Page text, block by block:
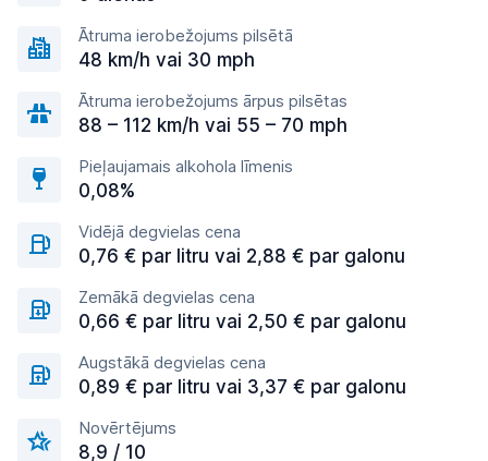
Ātruma ierobežojums pilsētā
48 km/h vai 30 mph
Ātruma ierobežojums ārpus pilsētas
88 – 112 km/h vai 55 – 70 mph
Pieļaujamais alkohola līmenis
0,08%
Vidējā degvielas cena
0,76 € par litru vai 2,88 € par galonu
Zemākā degvielas cena
0,66 € par litru vai 2,50 € par galonu
Augstākā degvielas cena
0,89 € par litru vai 3,37 € par galonu
Novērtējums
8,9 / 10